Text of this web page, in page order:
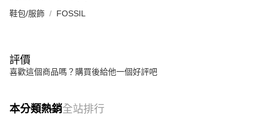
鞋包/服飾 FOSSIL
評價
喜歡這個商品嗎？購買後給他一個好評吧
本分類熱銷全站排行